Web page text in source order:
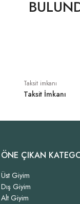
Taksit imkanı
Taksit İmkanı
ÖNE ÇIKAN
Üst Giyim
Dış Giyim
Alt Giyim